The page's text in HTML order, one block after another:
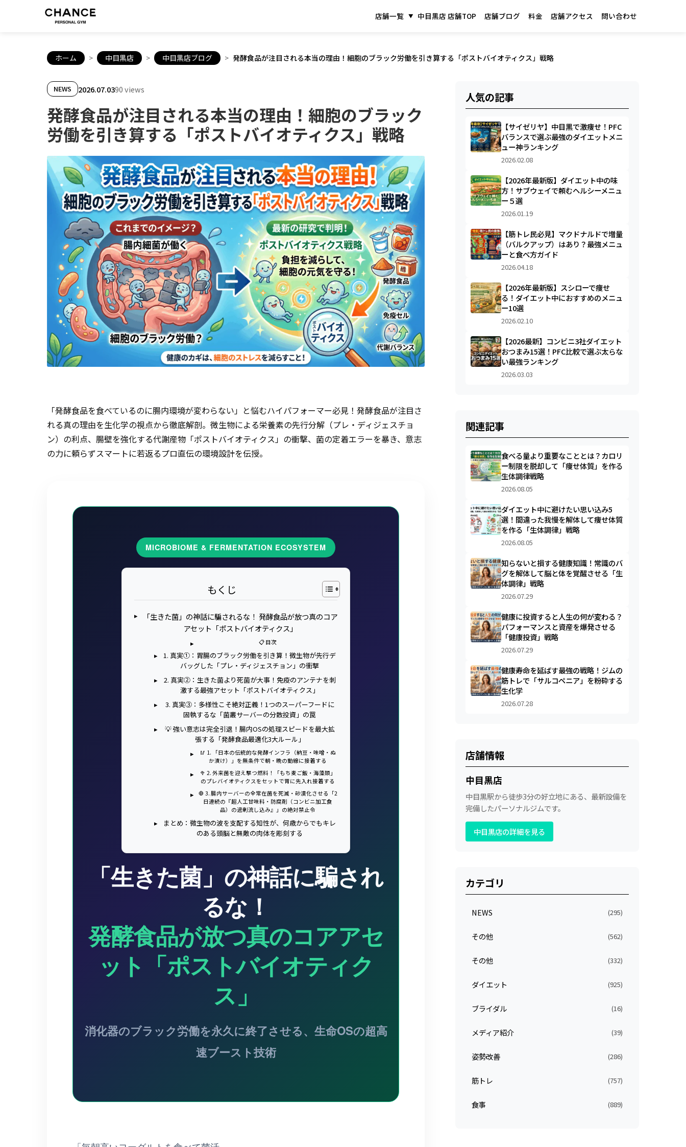
店舗一覧 中目黒店 店舗TOP 店舗ブログ 料金 店舗アクセス 問い合わせ
ホーム > 中目黒店 > 中目黒店ブログ > 発酵食品が注目される本当の理由！細胞のブラック労働を引き算する「ポストバイオティクス」戦略
NEWS 2026.07.0390 views
発酵食品が注目される本当の理由！細胞のブラック
労働を引き算する「ポストバイオティクス」戦略
「発酵食品を食べているのに腸内環境が変わらない」と悩むハイパフォーマー必見！発酵食品が注目さ
れる真の理由を生化学の視点から徹底解剖。微生物による栄養素の先行分解（プレ・ディジェスチョ
ン）の利点、腸壁を強化する代謝産物「ポストバイオティクス」の衝撃、菌の定着エラーを暴き、意志
の力に頼らずスマートに若返るプロ直伝の環境設計を伝授。
MICROBIOME & FERMENTATION ECOSYSTEM
もくじ
「生きた菌」の神話に騙されるな！ 発酵食品が放つ真のコア
アセット「ポストバイオティクス」
📋 目次
1. 真実①：胃腸のブラック労働を引き算！微生物が先行デ
バッグした「プレ・ディジェスチョン」の衝撃
2. 真実②：生きた菌より死菌が大事！免疫のアンテナを刺
激する最強アセット「ポストバイオティクス」
3. 真実③：多様性こそ絶対正義！1つのスーパーフードに
固執するな「菌叢サーバーの分散投資」の罠
💡 強い意志は完全引退！腸内OSの処理スピードを最大拡
張する「発酵食品最適化3大ルール」
🥢 1. 「日本の伝統的な発酵インフラ（納豆・味噌・ぬ
か漬け）」を無条件で朝・晩の動線に接着する
🥦 2. 外来菌を迎え撃つ燃料！「もち麦ご飯・海藻類」
のプレバイオティクスをセットで胃に先入れ接着する
🛑 3. 腸内サーバーの全常在菌を死滅・砂漠化させる「2
日連続の『超人工甘味料・防腐剤（コンビニ加工食
品）の過剰流し込み』」の絶対禁止令
まとめ：微生物の波を支配する知性が、何歳からでもキレ
のある頭脳と無敵の肉体を彫刻する
「生きた菌」の神話に騙され
るな！
発酵食品が放つ真のコアアセ
ット「ポストバイオティク
ス」
消化器のブラック労働を永久に終了させる、生命OSの超高
速ブースト技術
人気の記事
【サイゼリヤ】中目黒で激痩せ！PFC
バランスで選ぶ最強のダイエットメニ
ュー神ランキング
2026.02.08
【2026年最新版】ダイエット中の味
方！サブウェイで頼むヘルシーメニュ
ー５選
2026.01.19
【筋トレ民必見】マクドナルドで増量
（バルクアップ）はあり？最強メニュ
ーと食べ方ガイド
2026.04.18
【2026年最新版】スシローで痩せ
る！ダイエット中におすすめのメニュ
ー10選
2026.02.10
【2026最新】コンビニ3社ダイエット
おつまみ15選！PFC比較で選ぶ太らな
い最強ランキング
2026.03.03
関連記事
食べる量より重要なこととは？カロリ
ー制限を脱却して「痩せ体質」を作る
生体調律戦略
2026.08.05
ダイエット中に避けたい思い込み5
選！間違った我慢を解体して痩せ体質
を作る「生体調律」戦略
2026.08.05
知らないと損する健康知識！常識のバ
グを解体して脳と体を覚醒させる「生
体調律」戦略
2026.07.29
健康に投資すると人生の何が変わる？
パフォーマンスと資産を爆発させる
「健康投資」戦略
2026.07.29
健康寿命を延ばす最強の戦略！ジムの
筋トレで「サルコペニア」を粉砕する
生化学
2026.07.28
店舗情報
中目黒店
中目黒駅から徒歩3分の好立地にある、最新設備を
完備したパーソナルジムです。
中目黒店の詳細を見る
カテゴリ
NEWS (295)
その他 (562)
その他 (332)
ダイエット (925)
ブライダル (16)
メディア紹介 (39)
姿勢改善 (286)
筋トレ (757)
食事 (889)